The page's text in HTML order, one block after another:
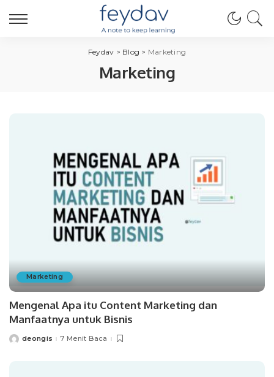
Feydav > Blog > Marketing
Marketing
Marketing
Mengenal Apa itu Content Marketing dan
Manfaatnya untuk Bisnis
Posteddeongis 7 Menit Baca